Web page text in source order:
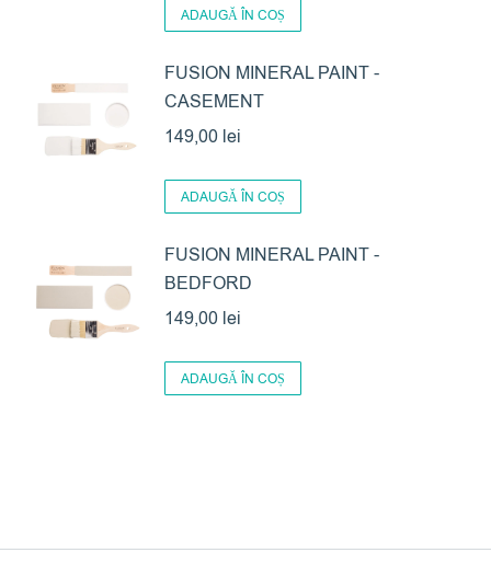
ADAUGĂ ÎN COȘ
FUSION MINERAL PAINT -
CASEMENT
149,00 lei
ADAUGĂ ÎN COȘ
FUSION MINERAL PAINT -
BEDFORD
149,00 lei
ADAUGĂ ÎN COȘ